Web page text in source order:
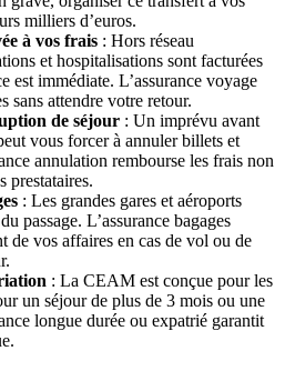
milliers d’euros.
à vos frais : Hors réseau
et hospitalisations sont facturées
est immédiate. L’assurance voyage
sans attendre votre retour.
de séjour : Un imprévu avant
vous forcer à annuler billets et
annulation rembourse les frais non
prestataires.
: Les grandes gares et aéroports
passage. L’assurance bagages
de vos affaires en cas de vol ou de
: La CEAM est conçue pour les
un séjour de plus de 3 mois ou une
longue durée ou expatrié garantit